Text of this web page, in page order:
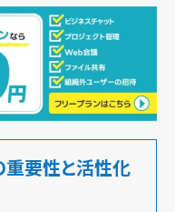
重要性と活性化